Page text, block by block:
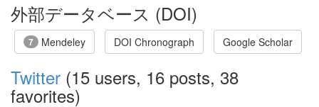
外部データベース (DOI)
7 Mendeley DOI Chronograph Google Scholar
Twitter (15 users, 16 posts, 38
favorites)